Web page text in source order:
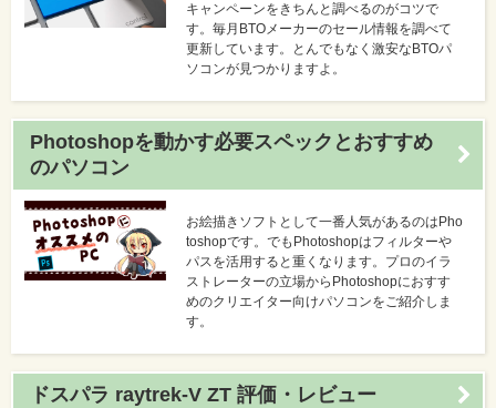
キャンペーンをきちんと調べるのがコツで
す。毎月BTOメーカーのセール情報を調べて
更新しています。とんでもなく激安なBTOパ
ソコンが見つかりますよ。
Photoshopを動かす必要スペックとおすすめ
のパソコン
お絵描きソフトとして一番人気があるのはPho
toshopです。でもPhotoshopはフィルターや
パスを活用すると重くなります。プロのイラ
ストレーターの立場からPhotoshopにおすす
めのクリエイター向けパソコンをご紹介しま
す。
ドスパラ raytrek-V ZT 評価・レビュー